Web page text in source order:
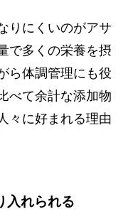
りにくいのがアサ
で多くの栄養を摂
ら体調管理にも役
べて余計な添加物
々に好まれる理由
入れられる